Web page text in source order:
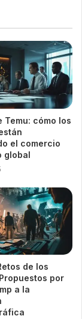
Temu: cómo los
el comercio
global
de los
por
a la